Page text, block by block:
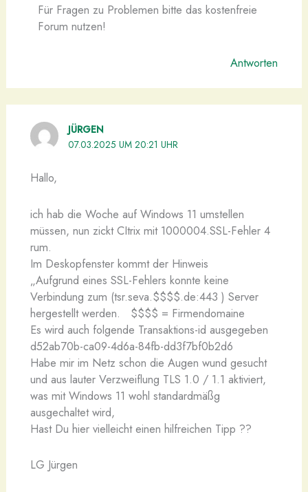
Für Fragen zu Problemen bitte das kostenfreie
Forum nutzen!
Antworten
JÜRGEN
07.03.2025 UM 20:21 UHR
Hallo,
ich hab die Woche auf Windows 11 umstellen
müssen, nun zickt CItrix mit 1000004.SSL-Fehler 4
rum.
Im Deskopfenster kommt der Hinweis
„Aufgrund eines SSL-Fehlers konnte keine
Verbindung zum (tsr.seva.$$$$.de:443 ) Server
hergestellt werden. $$$$ = Firmendomaine
Es wird auch folgende Transaktions-id ausgegeben
d52ab70b-ca09-4d6a-84fb-dd3f7bf0b2d6
Habe mir im Netz schon die Augen wund gesucht
und aus lauter Verzweiflung TLS 1.0 / 1.1 aktiviert,
was mit Windows 11 wohl standardmäßg
ausgechaltet wird,
Hast Du hier vielleicht einen hilfreichen Tipp ??
LG Jürgen